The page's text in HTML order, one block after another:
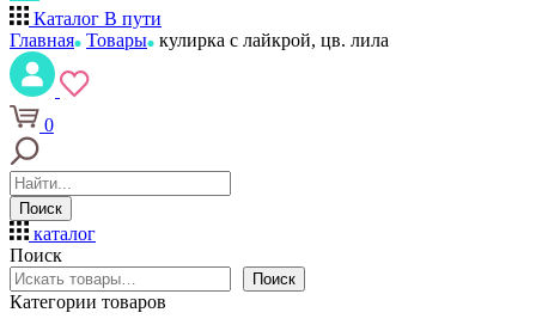
Каталог В пути
Главная Товары кулирка с лайкрой, цв. лила
0
Поиск
каталог
Поиск
Поиск
Категории товаров